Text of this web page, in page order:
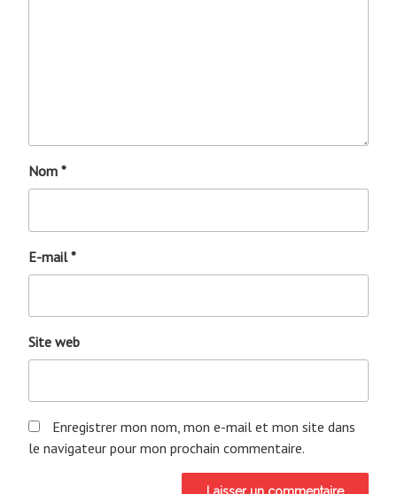
Nom *
E-mail*
Site web
Enregistrer mon nom, mon e-mail et mon site dans
le navigateur pour mon prochain commentaire.